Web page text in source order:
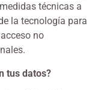
técnicas a
la tecnología para
no
tus datos?